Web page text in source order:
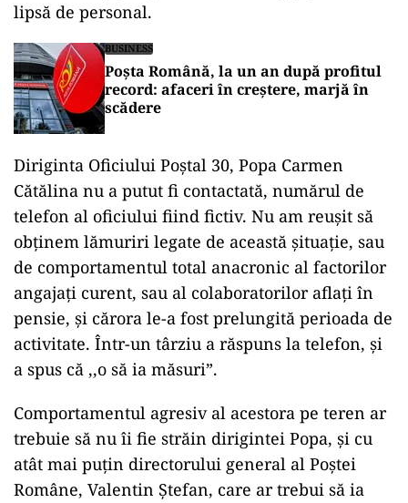
lipsă de personal.
BUSINESS
Poșta Română, la un an după profitul
record: afaceri în creștere, marjă în
scădere
Diriginta Oficiului Poștal 30, Popa Carmen
Cătălina nu a putut fi contactată, numărul de
telefon al oficiului fiind fictiv. Nu am reușit să
obținem lămuriri legate de această șituație, sau
de comportamentul total anacronic al factorilor
angajați curent, sau al colaboratorilor aflați în
pensie, și cărora le-a fost prelungită perioada de
activitate. Într-un târziu a răspuns la telefon, și
a spus că ,,o să ia măsuri”.
Comportamentul agresiv al acestora pe teren ar
trebuie să nu îi fie străin dirigintei Popa, și cu
atât mai puțin directorului general al Poștei
Române, Valentin Ștefan, care ar trebui să ia